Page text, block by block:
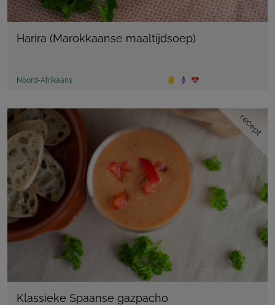
Harira (Marokkaanse maaltijdsoep)
Noord-Afrikaans
recept
Klassieke Spaanse gazpacho